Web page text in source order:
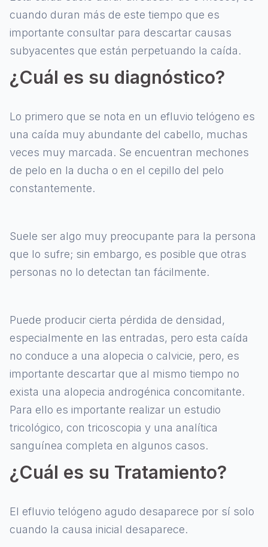
cuando duran más de este tiempo que es
importante consultar para descartar causas
subyacentes que están perpetuando la caída.
¿Cuál es su diagnóstico?
Lo primero que se nota en un efluvio telógeno es
una caída muy abundante del cabello, muchas
veces muy marcada. Se encuentran mechones
de pelo en la ducha o en el cepillo del pelo
constantemente.
Suele ser algo muy preocupante para la persona
que lo sufre; sin embargo, es posible que otras
personas no lo detectan tan fácilmente.
Puede producir cierta pérdida de densidad,
especialmente en las entradas, pero esta caída
no conduce a una alopecia o calvicie, pero, es
importante descartar que al mismo tiempo no
exista una alopecia androgénica concomitante.
Para ello es importante realizar un estudio
tricológico, con tricoscopia y una analítica
sanguínea completa en algunos casos.
¿Cuál es su Tratamiento?
El efluvio telógeno agudo desaparece por sí solo
cuando la causa inicial desaparece.